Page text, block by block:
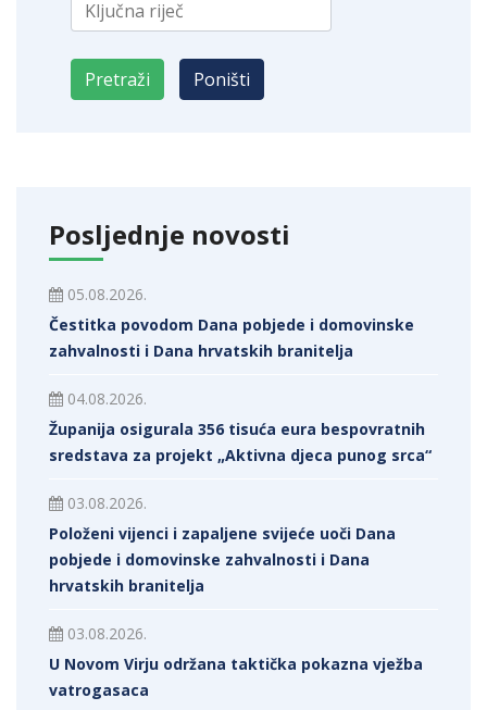
Posljednje novosti
05.08.2026.
Čestitka povodom Dana pobjede i domovinske
zahvalnosti i Dana hrvatskih branitelja
04.08.2026.
Županija osigurala 356 tisuća eura bespovratnih
sredstava za projekt „Aktivna djeca punog srca“
03.08.2026.
Položeni vijenci i zapaljene svijeće uoči Dana
pobjede i domovinske zahvalnosti i Dana
hrvatskih branitelja
03.08.2026.
U Novom Virju održana taktička pokazna vježba
vatrogasaca